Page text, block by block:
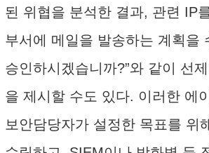
된 위협을 분석한 결과, 관련 IP
부서에 메일을 발송하는 계획을
승인하시겠습니까?”와 같이 선
을 제시할 수도 있다. 이러한 에
보안담당자가 설정한 목표를 위